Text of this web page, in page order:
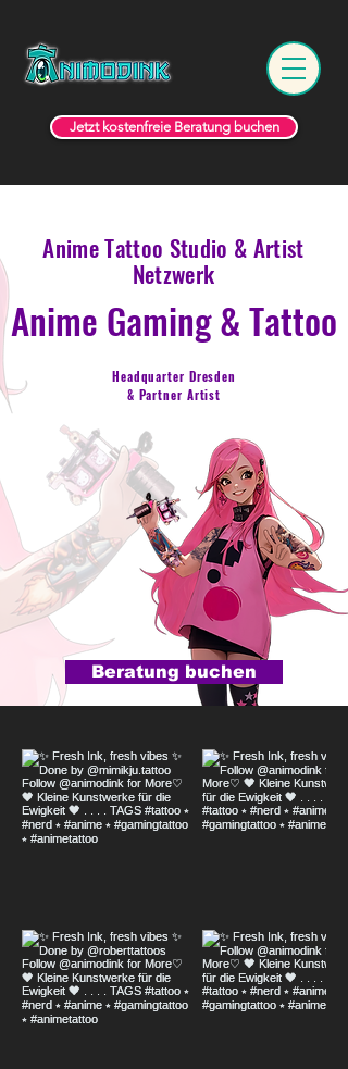
Jetzt kostenfreie Beratung buchen
Anime Tattoo Studio & Artist
Netzwerk
Anime Gaming & Tattoo
Headquarter Dresden
& Partner Artist
Beratung buchen